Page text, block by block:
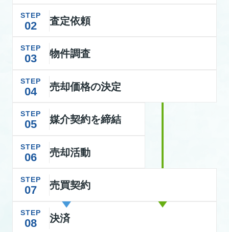
STEP
02 査定依頼
STEP
03 物件調査
STEP
04 売却価格の決定
STEP
05 媒介契約を締結
STEP
06 売却活動
STEP
07 売買契約
STEP
08 決済